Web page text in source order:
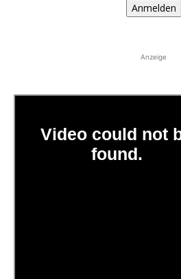
Anmelden
Anzeige